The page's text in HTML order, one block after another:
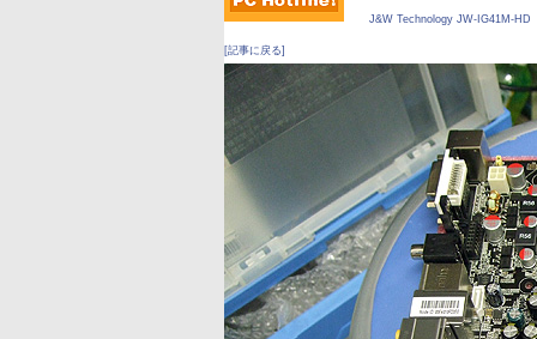
J&W Technology JW-IG41M-HD
[記事に戻る]